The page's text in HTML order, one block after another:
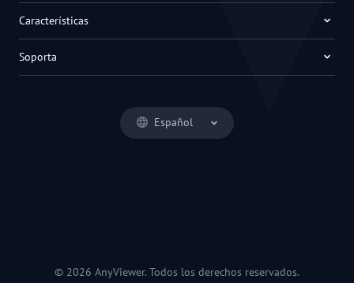
Español
Características
Soporta
© 2026 AnyViewer. Todos los derechos reservados.